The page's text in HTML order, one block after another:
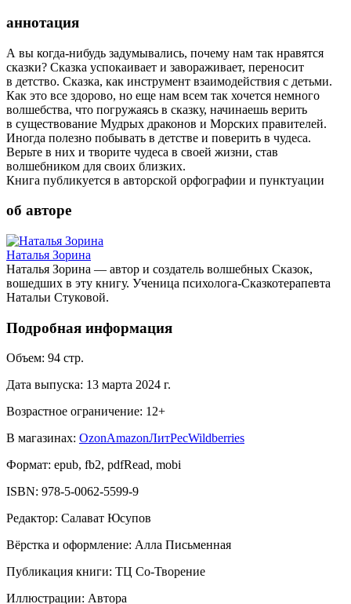
аннотация
А вы когда-нибудь задумывались, почему нам так нравятся
сказки? Сказка успокаивает и завораживает, переносит
в детство. Сказка, как инструмент взаимодействия с детьми.
Как это все здорово, но еще нам всем так хочется немного
волшебства, что погружаясь в сказку, начинаешь верить
в существование Мудрых драконов и Морских правителей.
Иногда полезно побывать в детстве и поверить в чудеса.
Верьте в них и творите чудеса в своей жизни, став
волшебником для своих близких.
Книга публикуется в авторской орфографии и пунктуации
об авторе
Наталья Зорина
Наталья Зорина — автор и создатель волшебных Сказок,
вошедших в эту книгу. Ученица психолога-Сказкотерапевта
Натальи Стуковой.
Подробная информация
Объем: 94 стр.
Дата выпуска: 13 марта 2024 г.
Возрастное ограничение: 12+
В магазинах: OzonAmazonЛитРесWildberries
Формат: epub, fb2, pdfRead, mobi
ISBN: 978-5-0062-5599-9
Редактор: Салават Юсупов
Вёрстка и оформление: Алла Письменная
Публикация книги: ТЦ Со-Творение
Иллюстрации: Автора